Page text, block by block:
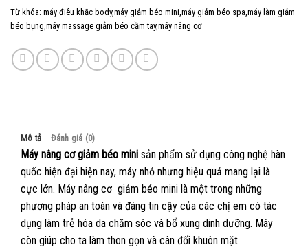
Từ khóa: máy điêu khắc body,máy giảm béo mini,máy giảm béo spa,máy làm giảm
béo bụng,máy massage giảm béo cầm tay,máy nâng cơ
Mô tả Đánh giá (0)
Máy nâng cơ giảm béo mini sản phẩm sử dụng công nghệ hàn
quốc hiện đại hiện nay, máy nhỏ nhưng hiệu quả mang lại là
cực lớn. Máy nâng cơ giảm béo mini là một trong những
phương pháp an toàn và đáng tin cậy của các chị em có tác
dụng làm trẻ hóa da chăm sóc và bổ xung dinh dưỡng. Máy
còn giúp cho ta làm thon gọn và cân đối khuôn mặt